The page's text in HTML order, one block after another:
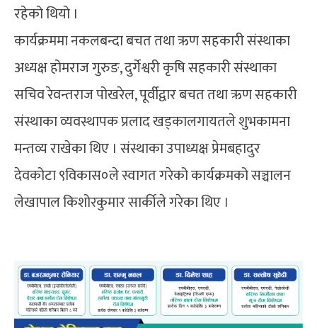
रहेको थियो ।
कार्यक्रममा नकलबन्दा बचत तथा ऋण सहकारी संस्थाका
अध्यक्ष होमराज गुरुङ, दुर्गेश्वरी कृषि सहकारी संस्थाका
सचिव रेवन्तराज पोखरेल, पूर्वीद्वार बचत तथा ऋण सहकारी
संस्थाका व्यवस्थापक प्रलाद खड्कालगायतले शुभकामना
मन्तव्य राखेका थिए । संस्थाका उपाध्यक्ष प्रेमबहादुर
देवकोटा ९विकास०ले स्वागत गरेको कार्यक्रमको सञ्चालन
लेखापाल किशोरकुमार सार्कीले गरेका थिए ।